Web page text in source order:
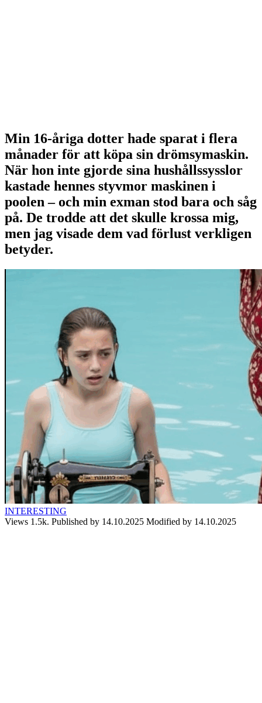
Min 16-åriga dotter hade sparat i flera
månader för att köpa sin drömsymaskin.
När hon inte gjorde sina hushållssysslor
kastade hennes styvmor maskinen i
poolen – och min exman stod bara och såg
på. De trodde att det skulle krossa mig,
men jag visade dem vad förlust verkligen
betyder.
INTERESTING
Views 1.5k. Published by 14.10.2025 Modified by 14.10.2025